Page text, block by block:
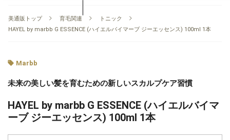
美通販トップ 育毛関連
トニック
HAYEL by marbb G ESSENCE (ハイエルバイマーブ ジーエッセンス) 100ml 1本
Marbb
未来の美しい髪を育むための新しいスカルプケア習慣
HAYEL by marbb G ESSENCE (ハイエルバイマ
ーブ ジーエッセンス) 100ml 1本